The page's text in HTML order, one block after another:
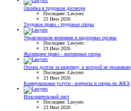
Ошибка в трудовом договоре
Последнее: Lawyers
23 Июл 2026
Трудовое право - трудовые споры
Управляющие компании и надзорные органы
Последнее: Lawyers
23 Июл 2026
Жилищное право - жилищные споры
Оплата долгов за квартиру, в которой не проживаю
Последнее: Lawyers
23 Июл 2026
Коммунальные услуги - вопросы и споры по ЖКХ
Исполнительный лист
Последнее: Lawyers
23 Июл 2026